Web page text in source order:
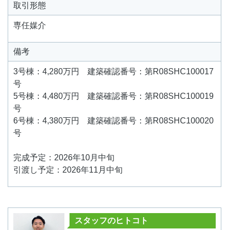
取引形態
専任媒介
備考
3号棟：4,280万円 建築確認番号：第R08SHC100017
号
5号棟：4,480万円 建築確認番号：第R08SHC100019
号
6号棟：4,380万円 建築確認番号：第R08SHC100020
号
完成予定：2026年10月中旬
引渡し予定：2026年11月中旬
スタッフのヒトコト